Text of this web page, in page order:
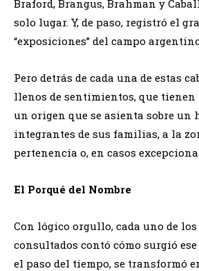
Braford, Brangus, Brahman y
solo lugar. Y, de paso, registró el
“exposiciones” del campo
Pero detrás de cada una de estas
llenos de sentimientos, que
un origen que se asienta sobre un
integrantes de sus familias, a la
pertenencia o, en casos
El Porqué del Nombre
Con lógico orgullo, cada uno de los
consultados contó cómo surgió ese
el paso del tiempo, se transformó